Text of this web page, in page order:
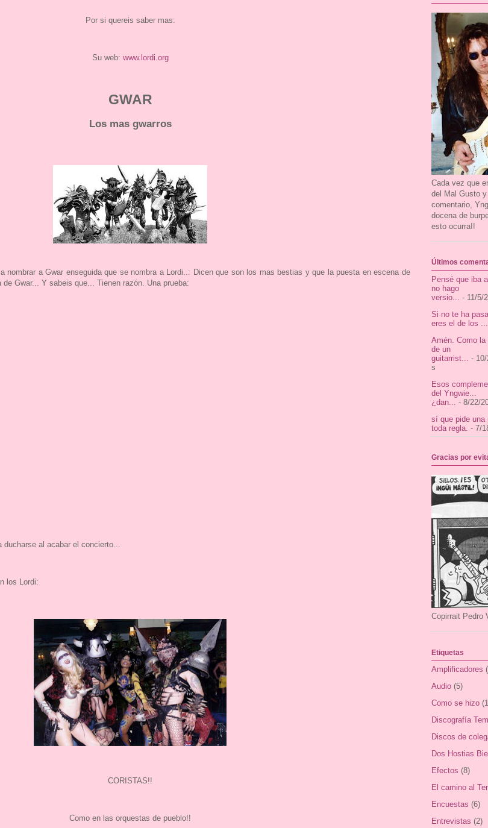
Por si quereis saber mas:
Su web: www.lordi.org
GWAR
Los mas gwarros
nombrar a Gwar enseguida que se nombra a Lordi..: Dicen que son los mas bestias y que la puesta en escena de
Gwar... Y sabeis que... Tienen razón. Una prueba:
al acabar el concierto...
los Lordi:
CORISTAS!!
Como en las orquestas de pueblo!!
Cada vez que
del Mal Gusto
comentario,
docena de
esto ocurra!!
Últimos
Pensé que iba
no hago
versio...
- 11/5/
Si no te ha
eres el de los ...
Amén. Como
de un
guitarrist...
-
s
Esos
del Yngwie...
¿dan...
- 8/22/
sí que pide una
toda regla. - 7/
Gracias por
Copirrait Pedro
Etiquetas
Amplificadores
Audio (5)
Como se hizo
Discografía
Discos de
Dos Hostias
Efectos (8)
El camino al
Encuestas (6)
Entrevistas (2)